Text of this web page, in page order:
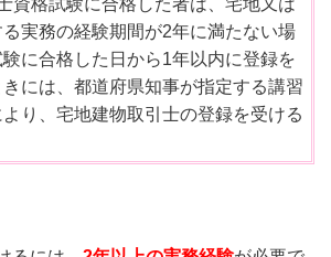
資格試験に合格した者は、宅地又は
実務の経験期間が2年に満たない場
に合格した日から1年以内に登録を
には、都道府県知事が指定する講習
り、宅地建物取引士の登録を受ける